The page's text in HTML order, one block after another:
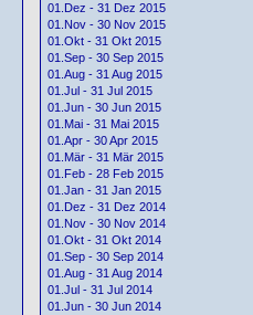
01.Dez - 31 Dez 2015
01.Nov - 30 Nov 2015
01.Okt - 31 Okt 2015
01.Sep - 30 Sep 2015
01.Aug - 31 Aug 2015
01.Jul - 31 Jul 2015
01.Jun - 30 Jun 2015
01.Mai - 31 Mai 2015
01.Apr - 30 Apr 2015
01.Mär - 31 Mär 2015
01.Feb - 28 Feb 2015
01.Jan - 31 Jan 2015
01.Dez - 31 Dez 2014
01.Nov - 30 Nov 2014
01.Okt - 31 Okt 2014
01.Sep - 30 Sep 2014
01.Aug - 31 Aug 2014
01.Jul - 31 Jul 2014
01.Jun - 30 Jun 2014